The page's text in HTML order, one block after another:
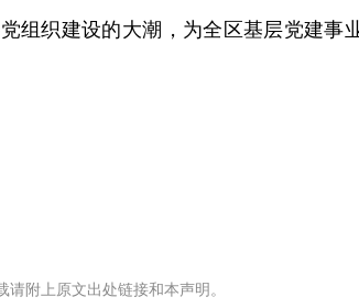
组织建设的大潮，为全区基层党建事
请附上原文出处链接和本声明。